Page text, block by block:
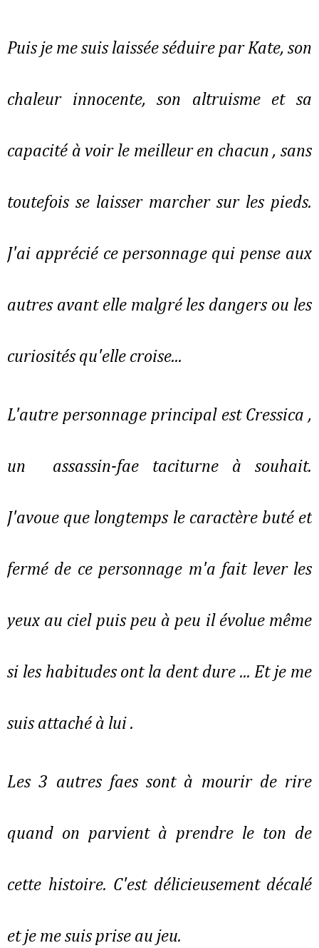
Puis je me suis laissée séduire par Kate, son
chaleur innocente, son altruisme et sa
capacité à voir le meilleur en chacun , sans
toutefois se laisser marcher sur les pieds.
J'ai apprécié ce personnage qui pense aux
autres avant elle malgré les dangers ou les
curiosités qu'elle croise...
L'autre personnage principal est Cressica ,
un assassin-fae taciturne à souhait.
J'avoue que longtemps le caractère buté et
fermé de ce personnage m'a fait lever les
yeux au ciel puis peu à peu il évolue même
si les habitudes ont la dent dure ... Et je me
suis attaché à lui .
Les 3 autres faes sont à mourir de rire
quand on parvient à prendre le ton de
cette histoire. C'est délicieusement décalé
et je me suis prise au jeu.